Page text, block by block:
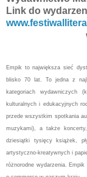
Link do
Empik to największa sieć
blisko 70 lat. To jedna z
kategoriach wydawniczych
kulturalnych i edukacyjnych
przede wszystkim spotkania
muzykami), a także
dziesiątki tysięcy książek,
artystyczno-kreatywnych i
różnorodne wydarzenia.